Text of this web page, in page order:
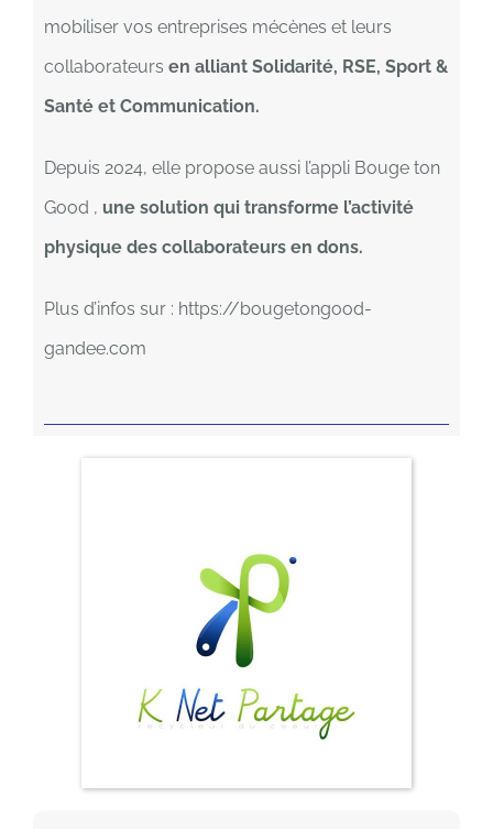
mobiliser vos entreprises mécènes et leurs
collaborateurs en alliant Solidarité, RSE, Sport &
Santé et Communication.
Depuis 2024, elle propose aussi l’appli Bouge ton
Good , une solution qui transforme l’activité
physique des collaborateurs en dons.
Plus d’infos sur : https://bougetongood-
gandee.com